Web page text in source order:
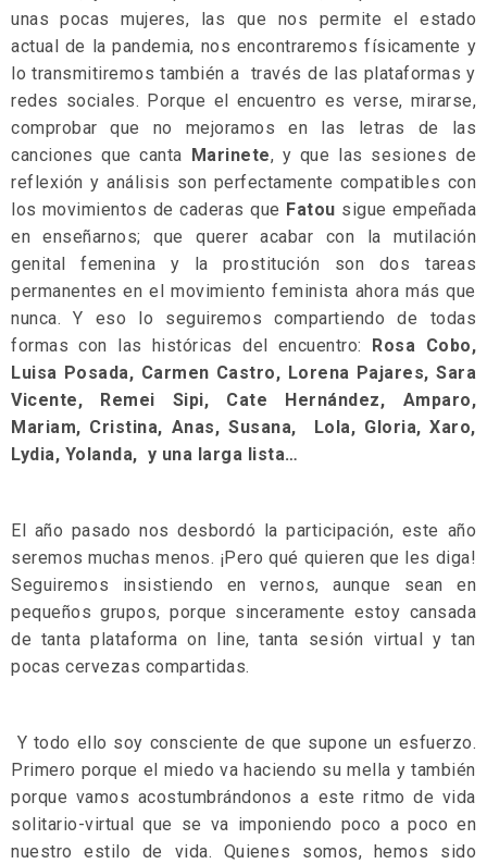
unas pocas mujeres, las que nos permite el estado
actual de la pandemia, nos encontraremos físicamente y
lo transmitiremos también a través de las plataformas y
redes sociales. Porque el encuentro es verse, mirarse,
comprobar que no mejoramos en las letras de las
canciones que canta
Marinete, y que las sesiones de
reflexión y análisis son perfectamente compatibles con
los movimientos de caderas que Fatou sigue empeñada
en enseñarnos; que querer acabar con la mutilación
genital femenina y la prostitución son dos tareas
permanentes en el movimiento feminista ahora más que
nunca. Y eso lo seguiremos compartiendo de todas
formas con las históricas del encuentro:
Rosa Cobo,
Luisa Posada, Carmen Castro, Lorena Pajares, Sara
Vicente, Remei Sipi, Cate Hernández, Amparo,
Mariam, Cristina, Anas, Susana, Lola, Gloria, Xaro,
Lydia, Yolanda, y una larga lista…
El año pasado nos desbordó la participación, este año
seremos muchas menos. ¡Pero qué quieren que les diga!
Seguiremos insistiendo en vernos, aunque sean en
pequeños grupos, porque sinceramente estoy cansada
de tanta plataforma on line, tanta sesión virtual y tan
pocas cervezas compartidas.
Y todo ello soy consciente de que supone un esfuerzo.
Primero porque el miedo va haciendo su mella y también
porque vamos acostumbrándonos a este ritmo de vida
solitario-virtual que se va imponiendo poco a poco en
nuestro estilo de vida. Quienes somos, hemos sido